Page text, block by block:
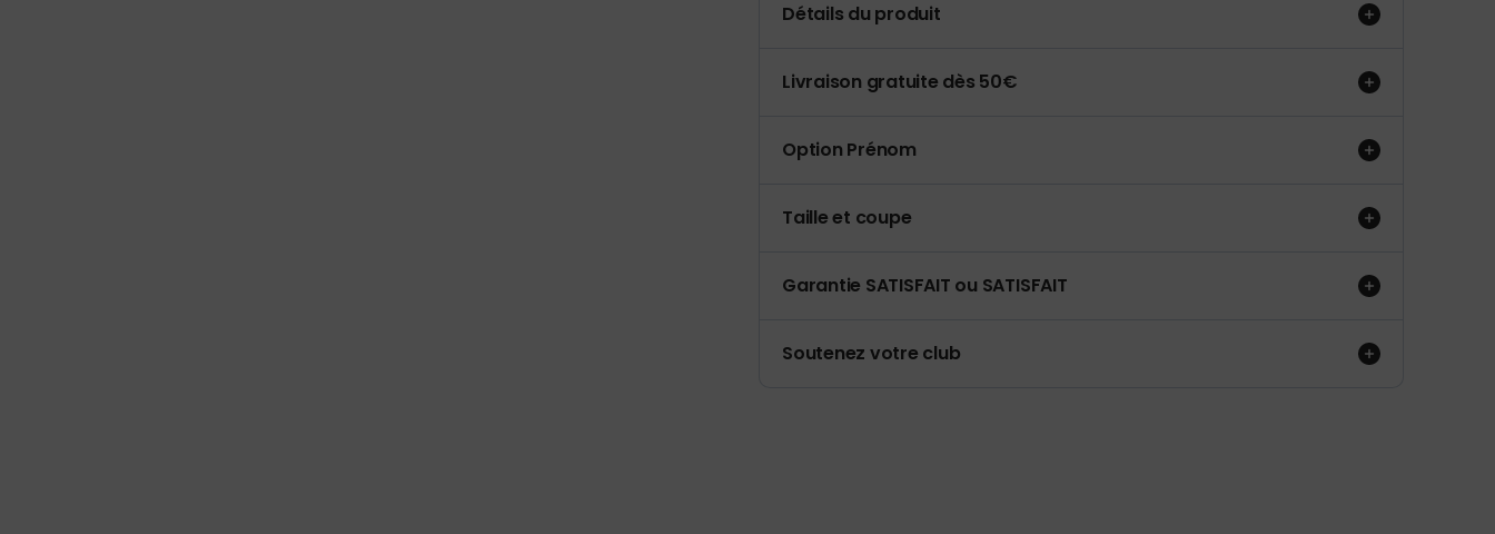
Détails du produit
Livraison gratuite dès 50€
Option Prénom
Taille et coupe
Garantie SATISFAIT ou SATISFAIT
Soutenez votre club